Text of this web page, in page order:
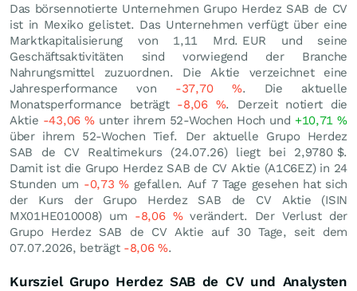
Das börsennotierte Unternehmen Grupo Herdez SAB de CV
ist in Mexiko gelistet. Das Unternehmen verfügt über eine
Marktkapitalisierung von 1,11 Mrd. EUR und seine
Geschäftsaktivitäten sind vorwiegend der Branche
Nahrungsmittel zuzuordnen. Die Aktie verzeichnet eine
Jahresperformance von -37,70 %. Die aktuelle
Monatsperformance beträgt -8,06 %. Derzeit notiert die
Aktie -43,06%unter ihrem 52-Wochen Hoch und +10,71%
über ihrem 52-Wochen Tief. Der aktuelle Grupo Herdez
SAB de CV Realtimekurs (24.07.26) liegt bei 2,9780 $.
Damit ist die Grupo Herdez SAB de CV Aktie (A1C6EZ) in 24
Stunden um -0,73%gefallen. Auf 7 Tage gesehen hat sich
der Kurs der Grupo Herdez SAB de CV Aktie (ISIN
MX01HE010008) um -8,06 %verändert. Der Verlust der
Grupo Herdez SAB de CV Aktie auf 30 Tage, seit dem
07.07.2026, beträgt -8,06%.
Kursziel Grupo Herdez SAB de CV und Analysten